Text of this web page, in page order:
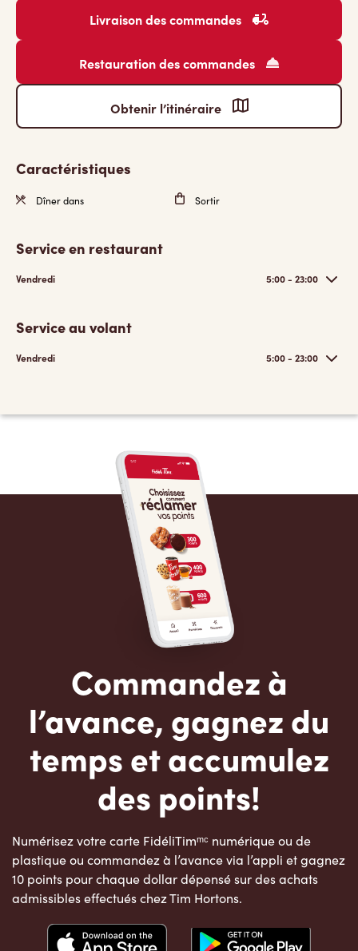
Livraison des commandes
Restauration des commandes
Obtenir l’itinéraire
Caractéristiques
Dîner dans Sortir
Service en restaurant
Vendredi 5:00 - 23:00
Service au volant
Vendredi 5:00 - 23:00
Commandez à
l’avance, gagnez du
temps et accumulez
des points!
Numérisez votre carte FidéliTimᵐᶜ numérique ou de
plastique ou commandez à l’avance via l’appli et gagnez
10 points pour chaque dollar dépensé sur des achats
admissibles effectués chez Tim Hortons.